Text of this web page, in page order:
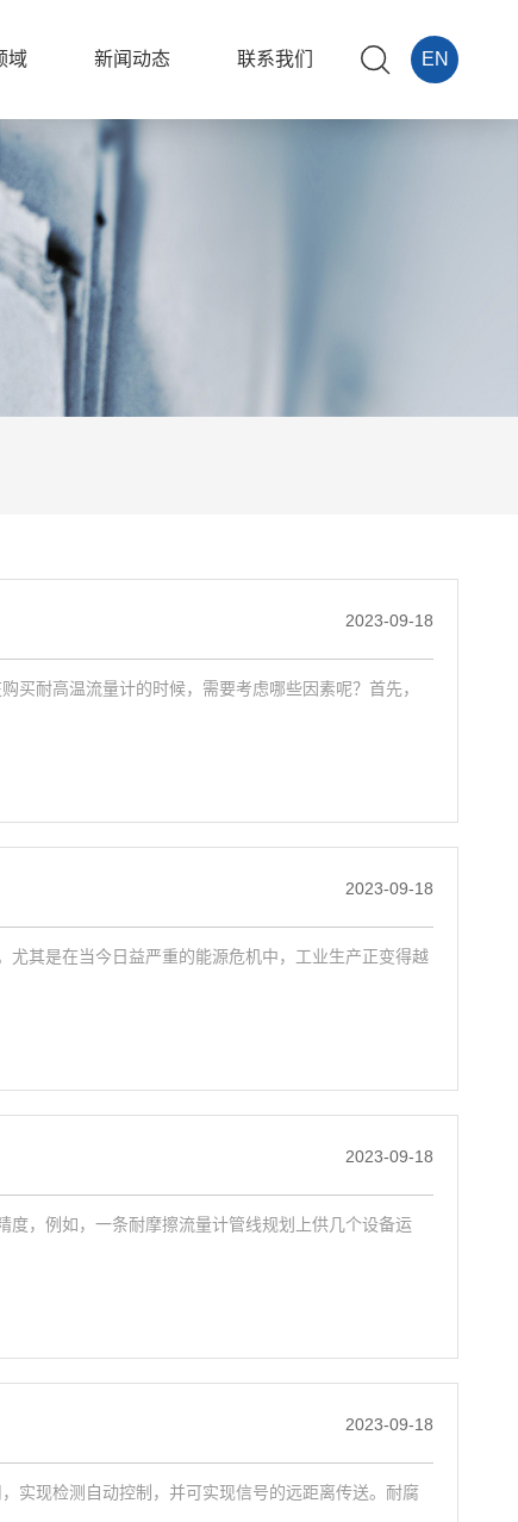
域 新闻动态 联系我们 EN
2023-09-18
买耐高温流量计的时候，需要考虑哪些因素呢？首先，
2023-09-18
其是在当今日益严重的能源危机中，工业生产正变得越
2023-09-18
，例如，一条耐摩擦流量计管线规划上供几个设备运
2023-09-18
实现检测自动控制，并可实现信号的远距离传送。耐腐